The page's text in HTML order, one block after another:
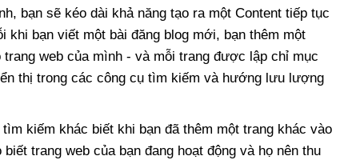
bạn sẽ kéo dài khả năng tạo ra một Content tiếp tục
khi bạn viết một bài đăng blog mới, bạn thêm một
web của mình - và mỗi trang được lập chỉ mục
thị trong các công cụ tìm kiếm và hướng lưu lượng
kiếm khác biết khi bạn đã thêm một trang khác vào
trang web của bạn đang hoạt động và họ nên thu